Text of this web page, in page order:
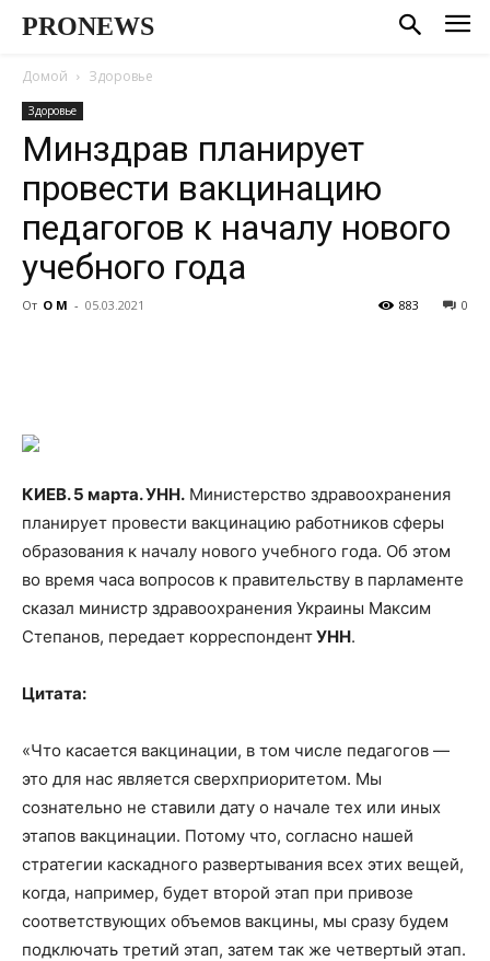
PRONEWS
Домой Здоровье
Здоровье
Минздрав планирует
провести вакцинацию
педагогов к началу нового
учебного года
От О М - 05.03.2021 0
883
КИЕВ. 5 марта. УНН. Министерство здравоохранения
планирует провести вакцинацию работников сферы
образования к началу нового учебного года. Об этом
во время часа вопросов к правительству в парламенте
сказал министр здравоохранения Украины Максим
Степанов, передает корреспондентУНН.
Цитата:
«Что касается вакцинации, в том числе педагогов —
это для нас является сверхприоритетом. Мы
сознательно не ставили дату о начале тех или иных
этапов вакцинации. Потому что, согласно нашей
стратегии каскадного развертывания всех этих вещей,
когда, например, будет второй этап при привозе
соответствующих объемов вакцины, мы сразу будем
подключать третий этап, затем так же четвертый этап.